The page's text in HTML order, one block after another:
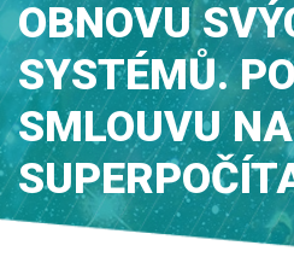
OBNOVU
SYSTÉMŮ.
SMLOUVU